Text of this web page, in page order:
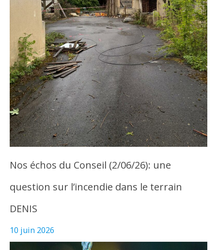
Nos échos du Conseil (2/06/26): une
question sur l’incendie dans le terrain
DENIS
10 juin 2026